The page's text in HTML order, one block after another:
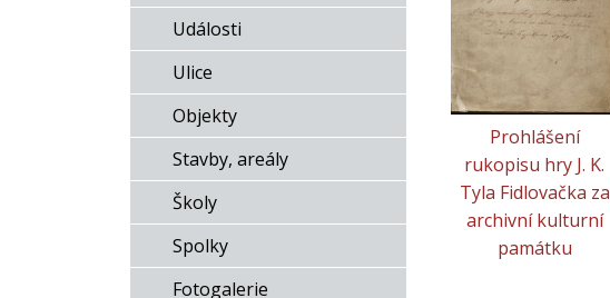
Události
Ulice
Objekty
Stavby, areály
Školy
Spolky
Fotogalerie
Prohlášení
rukopisu hry J. K.
Tyla Fidlovačka za
archivní kulturní
památku